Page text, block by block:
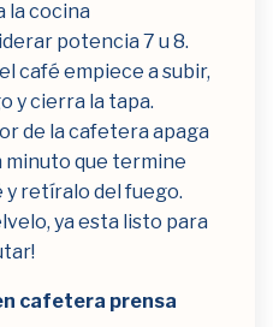
la cocina
potencia 7 u 8.
café empiece a subir,
y cierra la tapa.
de la cafetera apaga
minuto que termine
y retíralo del fuego.
ya esta listo para
cafetera prensa